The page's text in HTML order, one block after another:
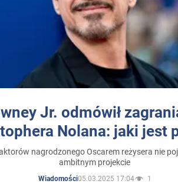
Jr. odmówił
Nolana: jaki jest
nagrodzonego Oscarem reżysera nie
ambitnym projekcie
Wiadomości05.03.2025 17:04 1